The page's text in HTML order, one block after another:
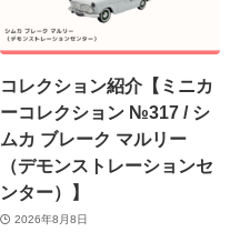
コレクション紹介【ミニカ
ーコレクション №317 / シ
ムカ ブレーク マルリー
（デモンストレーションセ
ンター）】
2026年8月8日